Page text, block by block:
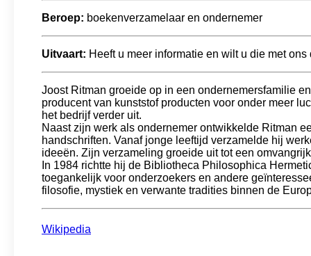
Beroep: boekenverzamelaar en ondernemer
Uitvaart: Heeft u meer informatie en wilt u die met
Joost Ritman groeide op in een ondernemersfamilie
producent van kunststof producten voor onder meer
het bedrijf verder uit.
Naast zijn werk als ondernemer ontwikkelde Ritman
handschriften. Vanaf jonge leeftijd verzamelde hij
ideeën. Zijn verzameling groeide uit tot een
In 1984 richtte hij de Bibliotheca Philosophica
toegankelijk voor onderzoekers en andere
filosofie, mystiek en verwante tradities binnen de
Wikipedia